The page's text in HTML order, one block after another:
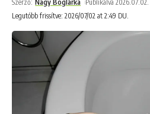
Legutóbb frissítve: 2026/07/02 at 2:49 DU.
Szerző: Nagy Boglárka Publikálva 2026.07.02.